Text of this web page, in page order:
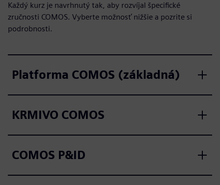
Každý kurz je navrhnutý tak, aby rozvíjal špecifické
zručnosti COMOS. Vyberte možnosť nižšie a pozrite si
podrobnosti.
Platforma COMOS (základná)
KRMIVO COMOS
COMOS P&ID